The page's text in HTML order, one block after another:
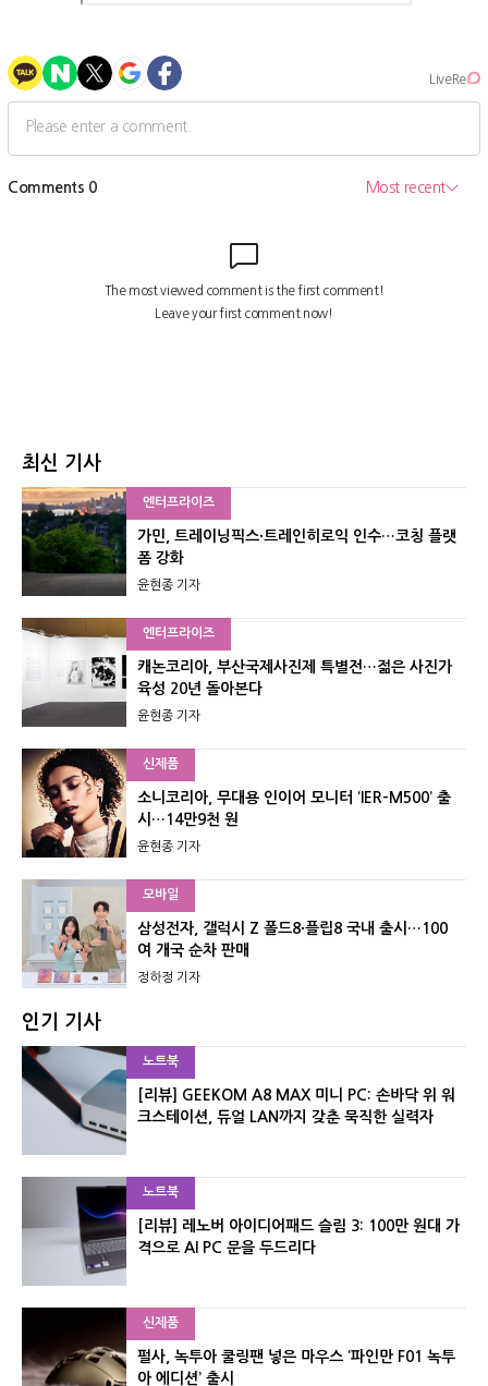
최신 기사
엔터프라이즈
가민, 트레이닝픽스·트레인히로익 인수…코칭 플랫
폼 강화
윤현종 기자
엔터프라이즈
캐논코리아, 부산국제사진제 특별전…젊은 사진가
육성 20년 돌아본다
윤현종 기자
신제품
소니코리아, 무대용 인이어 모니터 ‘IER-M500’ 출
시…14만9천 원
윤현종 기자
모바일
삼성전자, 갤럭시 Z 폴드8·플립8 국내 출시…100
여 개국 순차 판매
정하정 기자
인기 기사
노트북
[리뷰] GEEKOM A8 MAX 미니 PC: 손바닥 위 워
크스테이션, 듀얼 LAN까지 갖춘 묵직한 실력자
노트북
[리뷰] 레노버 아이디어패드 슬림 3: 100만 원대 가
격으로 AI PC 문을 두드리다
신제품
펄사, 녹투아 쿨링팬 넣은 마우스 ‘파인만 F01 녹투
아 에디션’ 출시